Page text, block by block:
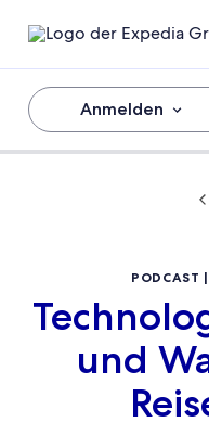
Anmelden
PODCAST
und